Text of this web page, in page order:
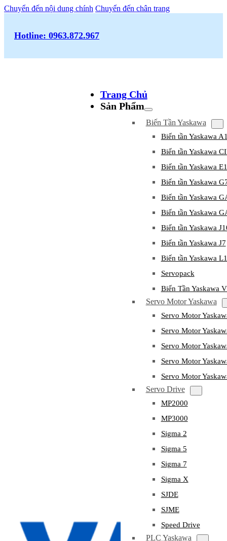
Chuyển đến nội dung chính Chuyển đến chân trang
Hotline: 0963.872.967
Trang Chủ
Sản Phẩm
Biến Tần Yaskawa
Biến tần Yaskawa
Biến tần Yaskawa
Biến tần Yaskawa
Biến tần Yaskawa
Biến tần Yaskawa
Biến tần Yaskawa
Biến tần Yaskawa
Biến tần Yaskawa J7
Biến tần Yaskawa
Servopack
Biến Tần Yaskawa
Servo Motor Yaskawa
Servo Motor
Servo Motor
Servo Motor
Servo Motor
Servo Motor
Servo Drive
MP2000
MP3000
Sigma 2
Sigma 5
Sigma 7
Sigma X
SJDE
SJME
Speed Drive
PLC Yaskawa